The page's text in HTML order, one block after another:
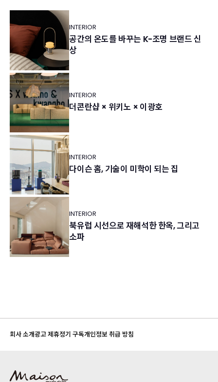
INTERIOR
공간의 온도를 바꾸는 K-조명 브랜드 신
상
INTERIOR
더콘란샵 × 위키노 × 이광호
INTERIOR
다이슨 홈, 기술이 미학이 되는 집
INTERIOR
북유럽 시선으로 재해석한 한옥, 그리고
소파
회사 소개광고 제휴정기 구독개인정보 취급 방침